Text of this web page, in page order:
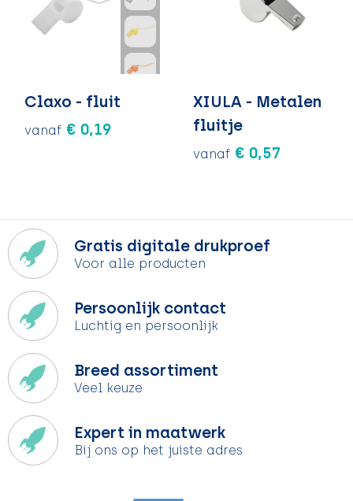
Claxo - fluit
vanaf € 0,19
XIULA - Metalen
fluitje
vanaf € 0,57
Gratis digitale drukproef
Voor alle producten
Persoonlijk contact
Luchtig en persoonlijk
Breed assortiment
Veel keuze
Expert in maatwerk
Bij ons op het juiste adres